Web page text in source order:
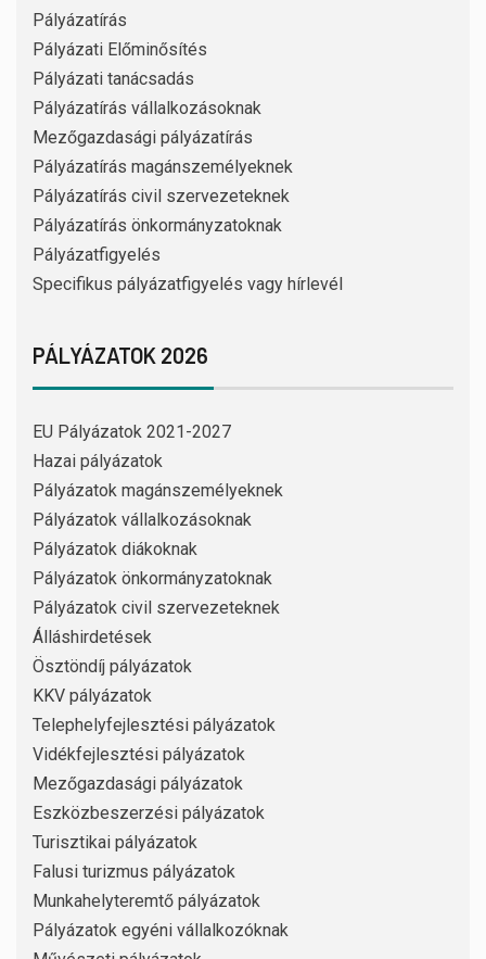
Pályázatírás
Pályázati Előminősítés
Pályázati tanácsadás
Pályázatírás vállalkozásoknak
Mezőgazdasági pályázatírás
Pályázatírás magánszemélyeknek
Pályázatírás civil szervezeteknek
Pályázatírás önkormányzatoknak
Pályázatfigyelés
Specifikus pályázatfigyelés vagy hírlevél
PÁLYÁZATOK 2026
EU Pályázatok 2021-2027
Hazai pályázatok
Pályázatok magánszemélyeknek
Pályázatok vállalkozásoknak
Pályázatok diákoknak
Pályázatok önkormányzatoknak
Pályázatok civil szervezeteknek
Álláshirdetések
Ösztöndíj pályázatok
KKV pályázatok
Telephelyfejlesztési pályázatok
Vidékfejlesztési pályázatok
Mezőgazdasági pályázatok
Eszközbeszerzési pályázatok
Turisztikai pályázatok
Falusi turizmus pályázatok
Munkahelyteremtő pályázatok
Pályázatok egyéni vállalkozóknak